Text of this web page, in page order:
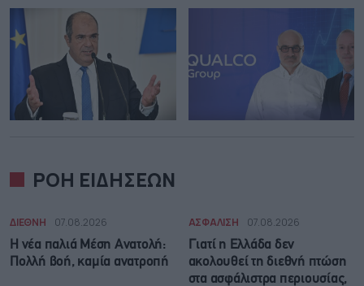
ΡΟΗ ΕΙΔΗΣΕΩΝ
ΔΙΕΘΝΗ 07.08.2026
Η νέα παλιά Μέση Ανατολή:
Πολλή βοή, καμία ανατροπή
ΑΣΦΑΛΙΣΗ 07.08.2026
Γιατί η Ελλάδα δεν
ακολουθεί τη διεθνή πτώση
στα ασφάλιστρα περιουσίας,